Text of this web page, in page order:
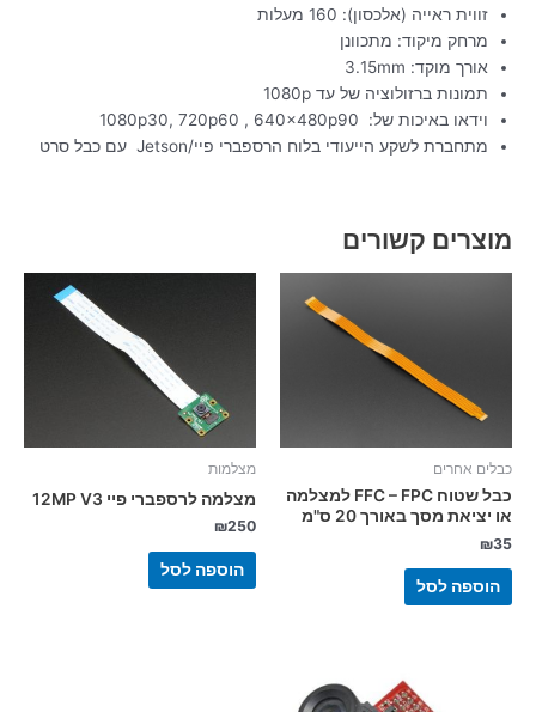
זווית ראייה (אלכסון): 160 מעלות
מרחק מיקוד: מתכוונן
אורך מוקד: 3.15mm
תמונות ברזולוציה של עד 1080p
וידאו באיכות של: 1080p30, 720p60 , 640x480p90
מתחברת לשקע הייעודי בלוח הרספברי פיי/Jetson עם כבל סרט
מוצרים קשורים
כבלים אחרים
כבל שטוח FFC – FPC למצלמה
או יציאת מסך באורך 20 ס"מ
₪35
הוספה לסל
מצלמות
מצלמה לרספברי פיי 12MP V3
₪250
הוספה לסל